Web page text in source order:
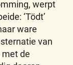
werpt
‘Tödt’
ware
van
met de